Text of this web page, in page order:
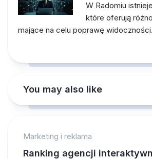
W Radomiu
które oferują
mające na celu poprawę
You may also like
Marketing i reklama
Ranking agencji